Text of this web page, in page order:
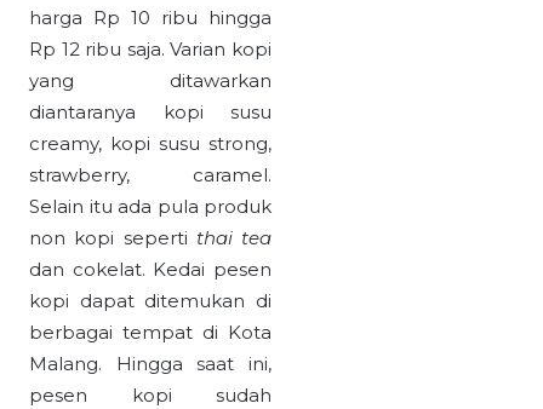
harga Rp 10 ribu hingga
Rp 12 ribu saja. Varian kopi
yang ditawarkan
diantaranya kopi susu
creamy, kopi susu strong,
strawberry, caramel.
Selain itu ada pula produk
non kopi seperti thai tea
dan cokelat. Kedai pesen
kopi dapat ditemukan di
berbagai tempat di Kota
Malang. Hingga saat ini,
pesen kopi sudah